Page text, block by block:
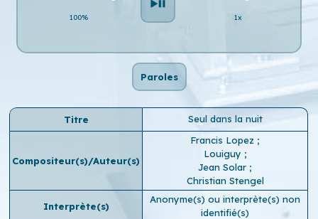
100% 1x
Paroles
Titre Seul dans la nuit
Compositeur(s)/Auteur(s)
Francis Lopez ;
Louiguy ;
Jean Solar ;
Christian Stengel
Interprète(s)
Anonyme(s) ou interprète(s) non
identifié(s)